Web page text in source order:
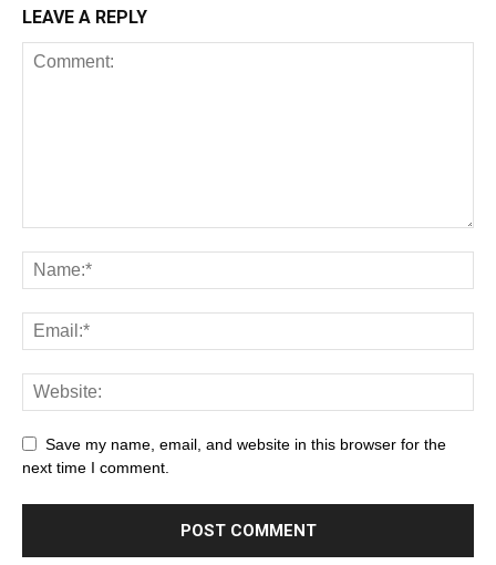
LEAVE A REPLY
Save my name, email, and website in this browser for the
next time I comment.